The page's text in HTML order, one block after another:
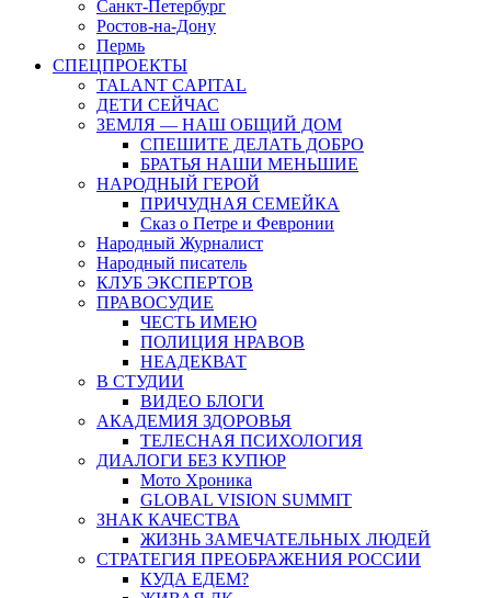
Санкт-Петербург
Ростов-на-Дону
Пермь
СПЕЦПРОЕКТЫ
TALANT CAPITAL
ДЕТИ СЕЙЧАС
ЗЕМЛЯ — НАШ ОБЩИЙ ДОМ
СПЕШИТЕ ДЕЛАТЬ ДОБРО
БРАТЬЯ НАШИ МЕНЬШИЕ
НАРОДНЫЙ ГЕРОЙ
ПРИЧУДНАЯ СЕМЕЙКА
Сказ о Петре и Февронии
Народный Журналист
Народный писатель
КЛУБ ЭКСПЕРТОВ
ПРАВОСУДИЕ
ЧЕСТЬ ИМЕЮ
ПОЛИЦИЯ НРАВОВ
НЕАДЕКВАТ
В СТУДИИ
ВИДЕО БЛОГИ
АКАДЕМИЯ ЗДОРОВЬЯ
ТЕЛЕСНАЯ ПСИХОЛОГИЯ
ДИАЛОГИ БЕЗ КУПЮР
Мото Хроника
GLOBAL VISION SUMMIT
ЗНАК КАЧЕСТВА
ЖИЗНЬ ЗАМЕЧАТЕЛЬНЫХ ЛЮДЕЙ
СТРАТЕГИЯ ПРЕОБРАЖЕНИЯ РОССИИ
КУДА ЕДЕМ?